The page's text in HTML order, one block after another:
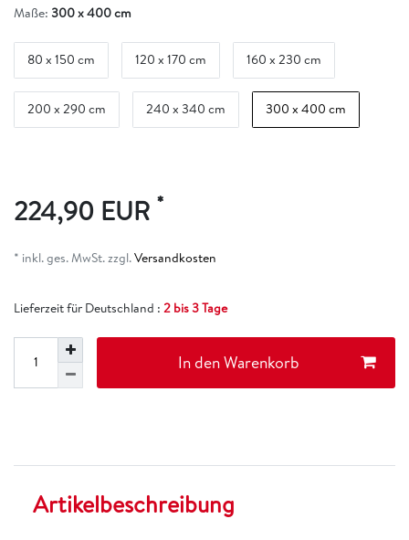
Maße: 300 x 400 cm
80 x 150 cm 120 x 170 cm 160 x 230 cm
200 x 290 cm 240 x 340 cm 300 x 400 cm
224,90 EUR *
* inkl. ges. MwSt. zzgl.Versandkosten
Lieferzeit für Deutschland : 2 bis 3 Tage
In den Warenkorb
Artikelbeschreibung